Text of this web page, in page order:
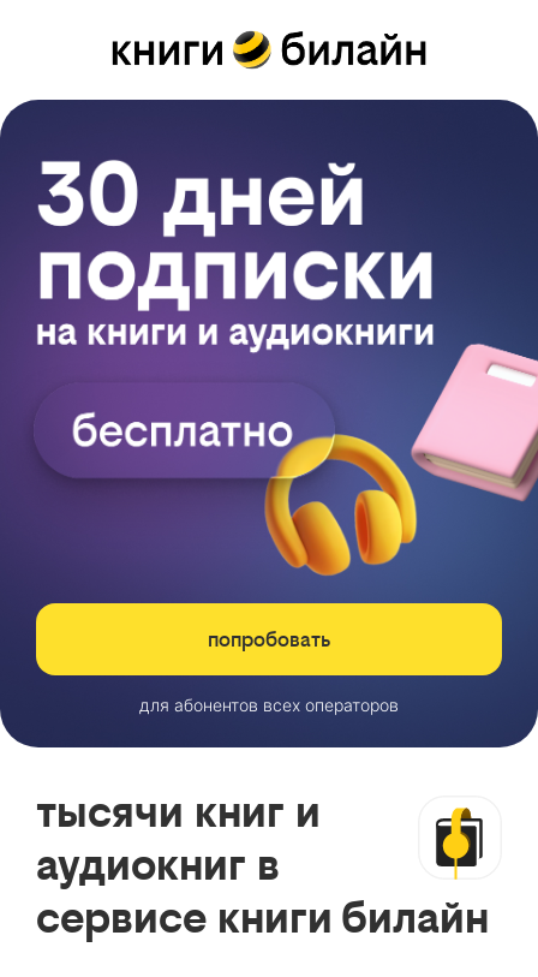
попробовать
для абонентов всех операторов
тысячи книг и
аудиокниг в
сервисе книги билайн